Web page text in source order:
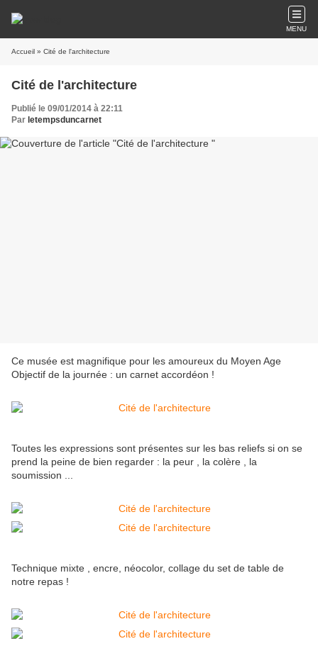
MENU
Accueil » Cité de l'architecture
Cité de l'architecture
Publié le 09/01/2014 à 22:11
Par letempsduncarnet
Ce musée est magnifique pour les amoureux du Moyen Age
Objectif de la journée : un carnet accordéon !
Toutes les expressions sont présentes sur les bas reliefs si on se
prend la peine de bien regarder : la peur , la colère , la
soumission ...
Technique mixte , encre, néocolor, collage du set de table de
notre repas !